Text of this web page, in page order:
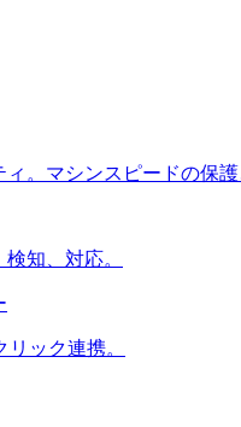
。マシンスピードの保護
知、対応。
リック連携。